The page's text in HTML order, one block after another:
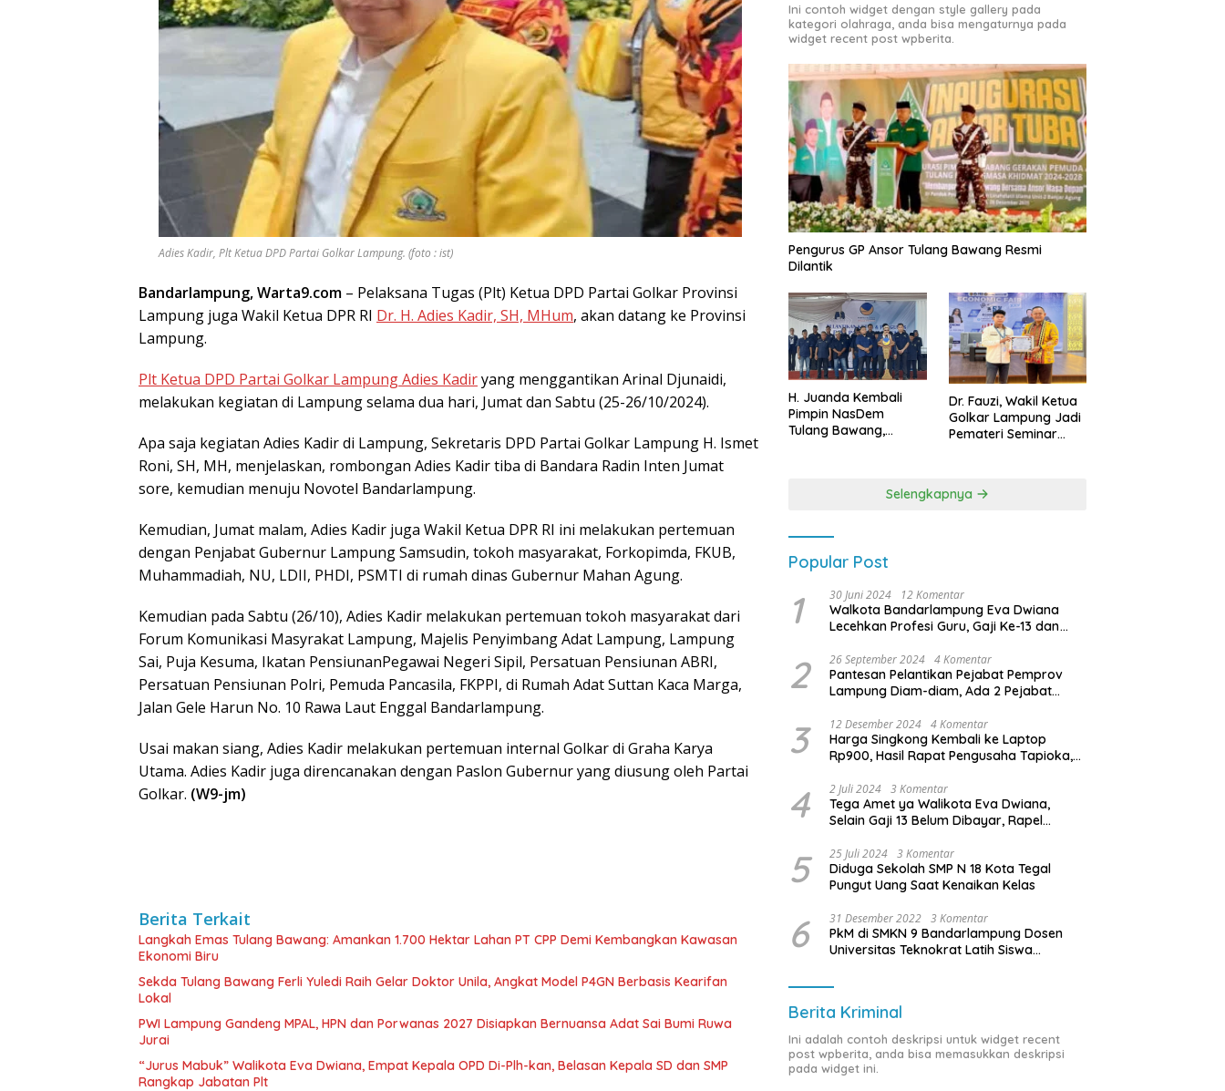
Adies Kadir, Plt Ketua DPD Partai Golkar Lampung. (foto : ist)
Bandarlampung, Warta9.com – Pelaksana Tugas (Plt) Ketua DPD Partai Golkar Provinsi
Lampung juga Wakil Ketua DPR RI Dr. H. Adies Kadir, SH, MHum, akan datang ke Provinsi
Lampung.
Plt Ketua DPD Partai Golkar Lampung Adies Kadiryang menggantikan Arinal Djunaidi,
melakukan kegiatan di Lampung selama dua hari, Jumat dan Sabtu (25-26/10/2024).
Apa saja kegiatan Adies Kadir di Lampung, Sekretaris DPD Partai Golkar Lampung H. Ismet
Roni, SH, MH, menjelaskan, rombongan Adies Kadir tiba di Bandara Radin Inten Jumat
sore, kemudian menuju Novotel Bandarlampung.
Kemudian, Jumat malam, Adies Kadir juga Wakil Ketua DPR RI ini melakukan pertemuan
dengan Penjabat Gubernur Lampung Samsudin, tokoh masyarakat, Forkopimda, FKUB,
Muhammadiah, NU, LDII, PHDI, PSMTI di rumah dinas Gubernur Mahan Agung.
Kemudian pada Sabtu (26/10), Adies Kadir melakukan pertemuan tokoh masyarakat dari
Forum Komunikasi Masyrakat Lampung, Majelis Penyimbang Adat Lampung, Lampung
Sai, Puja Kesuma, Ikatan PensiunanPegawai Negeri Sipil, Persatuan Pensiunan ABRI,
Persatuan Pensiunan Polri, Pemuda Pancasila, FKPPI, di Rumah Adat Suttan Kaca Marga,
Jalan Gele Harun No. 10 Rawa Laut Enggal Bandarlampung.
Usai makan siang, Adies Kadir melakukan pertemuan internal Golkar di Graha Karya
Utama. Adies Kadir juga direncanakan dengan Paslon Gubernur yang diusung oleh Partai
Golkar. (W9-jm)
Berita Terkait
Langkah Emas Tulang Bawang: Amankan 1.700 Hektar Lahan PT CPP Demi Kembangkan Kawasan
Ekonomi Biru
Sekda Tulang Bawang Ferli Yuledi Raih Gelar Doktor Unila, Angkat Model P4GN Berbasis Kearifan
Lokal
PWI Lampung Gandeng MPAL, HPN dan Porwanas 2027 Disiapkan Bernuansa Adat Sai Bumi Ruwa
Jurai
“Jurus Mabuk” Walikota Eva Dwiana, Empat Kepala OPD Di-Plh-kan, Belasan Kepala SD dan SMP
Rangkap Jabatan Plt
Ini contoh widget dengan style gallery pada
kategori olahraga, anda bisa mengaturnya pada
widget recent post wpberita.
Pengurus GP Ansor Tulang Bawang Resmi
Dilantik
H. Juanda Kembali
Pimpin NasDem
Tulang Bawang,
Dr. Fauzi, Wakil Ketua
Golkar Lampung Jadi
Pemateri Seminar
Kebangsaan
Selengkapnya
Popular Post
1 30 Juni 2024 12 Komentar
Walkota Bandarlampung Eva Dwiana
Lecehkan Profesi Guru, Gaji Ke-13 dan
2 26 September 2024 4 Komentar
Pantesan Pelantikan Pejabat Pemprov
Lampung Diam-diam, Ada 2 Pejabat
3 12 Desember 2024 4 Komentar
Harga Singkong Kembali ke Laptop
Rp900, Hasil Rapat Pengusaha Tapioka,
Lampung
4 2 Juli 2024 3 Komentar
Tega Amet ya Walikota Eva Dwiana,
Selain Gaji 13 Belum Dibayar, Rapel
Dibayar
5 25 Juli 2024 3 Komentar
Diduga Sekolah SMP N 18 Kota Tegal
Pungut Uang Saat Kenaikan Kelas
6 31 Desember 2022 3 Komentar
PkM di SMKN 9 Bandarlampung Dosen
Universitas Teknokrat Latih Siswa
Berita Kriminal
Ini adalah contoh deskripsi untuk widget recent
post wpberita, anda bisa memasukkan deskripsi
pada widget ini.